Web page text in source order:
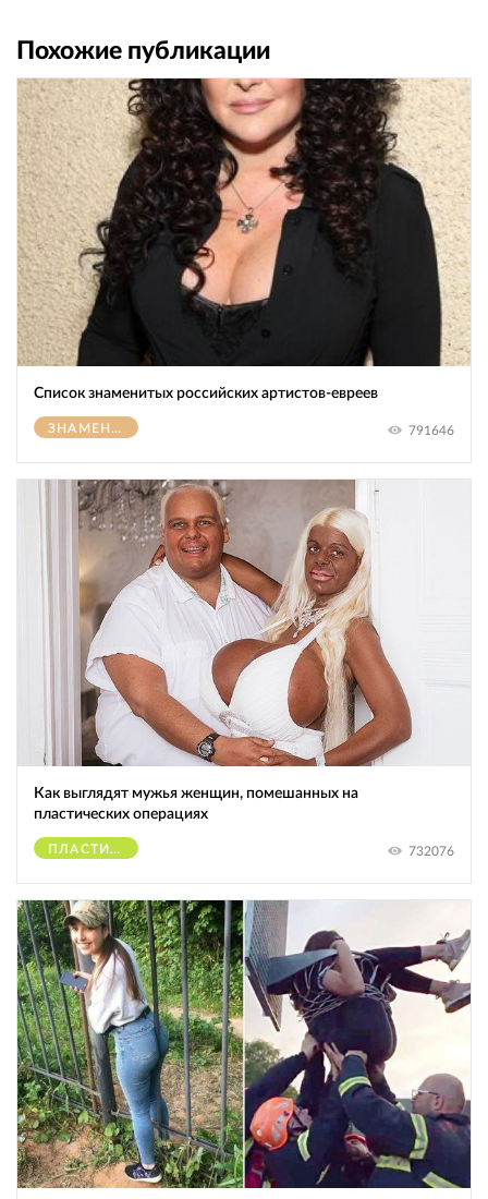
Похожие публикации
Список знаменитых российских артистов-евреев
ЗНАМЕНИТОСТИ 791646
Как выглядят мужья женщин, помешанных на
пластических операциях
ПЛАСТИЧЕСКИЕ ОПЕРАЦИИ 732076